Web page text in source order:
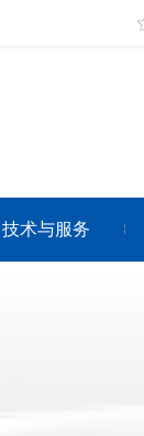
技术与服务